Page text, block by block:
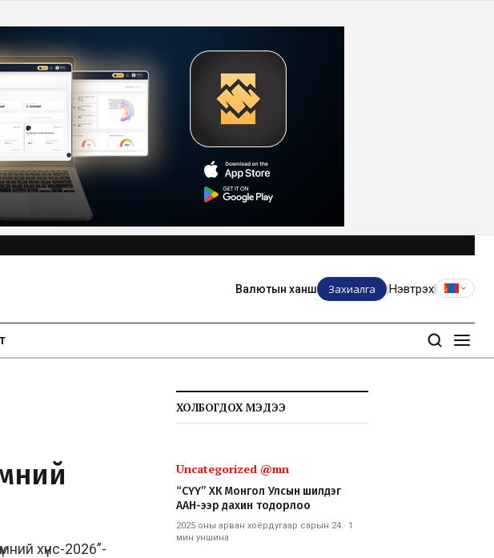
Валютын ханш Захиалга Нэвтрэх
хүнс-2026”-
ХОЛБОГДОХ МЭДЭЭ
Uncategorized @mn
“СҮҮ” ХК Монгол Улсын шилдэг
ААН-ээр дахин тодорлоо
2025 оны арван хоёрдугаар сарын 24 · 1
мин уншина